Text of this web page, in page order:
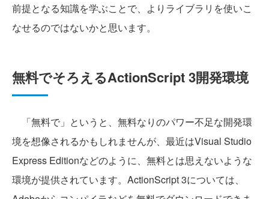
前提となる知識を学ぶことで、よりライブラリを使いこ
なせるのではないかと思います。
無料でそろえるActionScript 3開発環境
「無料で」というと、無料なりのパワー不足な開発環
境を想像されるかもしれませんが、最近はVisual Studio
Express Editionなどのように、無料とは思えないような
環境が提供されています。ActionScript 3については、